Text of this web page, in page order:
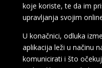
koje koriste, te da im
upravljanja svojim
U konačnici, odluka
aplikacija leži u načinu
komunicirati i što